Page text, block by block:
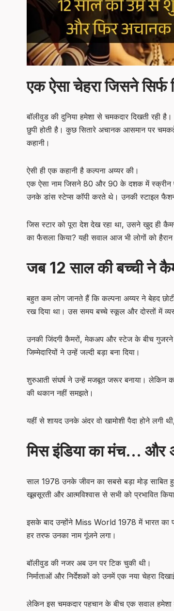
एक ऐसा चेहरा जिसने सिर्फ
बॉलीवुड की दुनिया हमेशा से चमकदार दिखती रही
छुपी होती है। कुछ सितारे अचानक आसमान पर चमकते
कहानी।
ऐसी ही एक कहानी है कल्पना अय्यर की।
एक ऐसा नाम जिसने 80 और 90 के दशक में स्क्रीन
उनके डांस स्टेप्स कॉपी करते थे। उनकी स्टाइल
जिस स्टार को पूरा देश देख रहा था, उसने खुद ही
का फैसला किया? यही सवाल आज भी लोगों को
जब 12 साल की बच्ची ने
बहुत कम लोग जानते हैं कि कल्पना अय्यर ने बेहद
रख दिया था। उस समय बच्चे स्कूल और दोस्तों में
उनकी जिंदगी कैमरों, मेकअप और स्टेज के बीच गुजरने
जिम्मेदारियों ने उन्हें जल्दी बड़ा बना दिया।
शुरुआती संघर्ष ने उन्हें मजबूत जरूर बनाया। लेकिन
की थकान नहीं समझते।
यहीं से शायद उनके अंदर वो खामोशी पैदा होने लगी
मिस इंडिया का मंच… और
साल 1978 उनके जीवन का सबसे बड़ा मोड़ साबित
खूबसूरती और आत्मविश्वास से सभी को प्रभावित
इसके बाद उन्होंने Miss World 1978 में भारत का
हर तरफ उनका नाम गूंजने लगा।
बॉलीवुड की नजर अब उन पर टिक चुकी थी।
निर्माताओं और निर्देशकों को उनमें एक नया चेहरा
लेकिन इस चमकदार पहचान के बीच एक सवाल